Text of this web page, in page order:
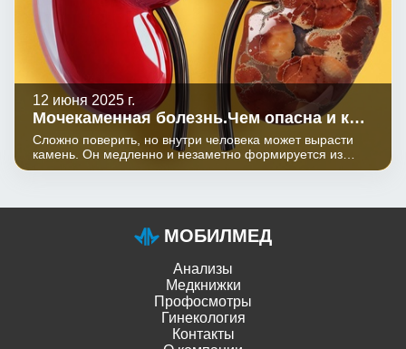
12 июня 2025 г.
Мочекаменная болезнь.Чем опасна и как
распознать
Сложно поверить, но внутри человека может вырасти
камень. Он медленно и незаметно формируется из
минеральных солей - в почках, мочеточника или
МОБИЛМЕД
Анализы
Медкнижки
Профосмотры
Гинекология
Контакты